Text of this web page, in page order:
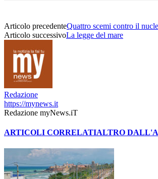
Articolo precedenteQuattro scemi contro il
Articolo successivoLa legge del mare
Redazione
https://mynews.it
Redazione myNews.iT
ARTICOLI CORRELATIALTRO